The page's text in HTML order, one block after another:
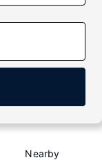
Nearby